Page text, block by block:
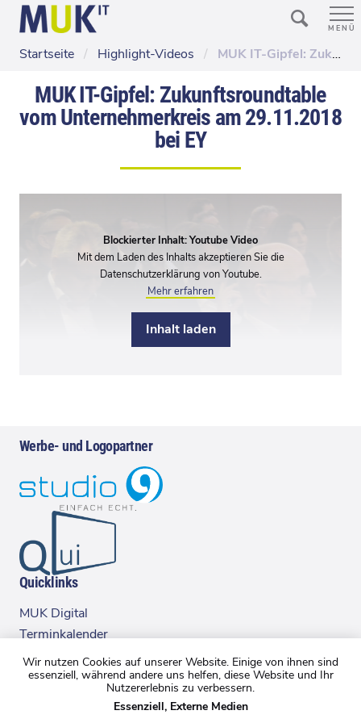
Wir nutzen Cookies auf unserer Website. Einige von ihnen sind
essenziell, während andere uns helfen, diese Website und Ihr
Nutzererlebnis zu verbessern.
Essenziell, Externe Medien
MENÜ
Startseite / Highlight-Videos / MUK IT-Gipfel: Zukunftsroundtable vom Unternehmerkreis am 29.11.2018 bei EY
MUK IT-Gipfel: Zukunftsroundtable
vom Unternehmerkreis am 29.11.2018
bei EY
Blockierter Inhalt: Youtube Video
Mit dem Laden des Inhalts akzeptieren Sie die
Datenschutzerklärung von Youtube.
Mehr erfahren
Inhalt laden
Werbe- und Logopartner
Quicklinks
MUK Digital
Terminkalender
Executive Club